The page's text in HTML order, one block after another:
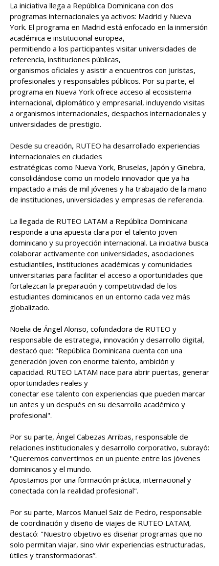
La iniciativa llega a República Dominicana con dos
programas internacionales ya activos: Madrid y Nueva
York. El programa en Madrid está enfocado en la inmersión
académica e institucional europea,
permitiendo a los participantes visitar universidades de
referencia, instituciones públicas,
organismos oficiales y asistir a encuentros con juristas,
profesionales y responsables públicos. Por su parte, el
programa en Nueva York ofrece acceso al ecosistema
internacional, diplomático y empresarial, incluyendo visitas
a organismos internacionales, despachos internacionales y
universidades de prestigio.
Desde su creación, RUTEO ha desarrollado experiencias
internacionales en ciudades
estratégicas como Nueva York, Bruselas, Japón y Ginebra,
consolidándose como un modelo innovador que ya ha
impactado a más de mil jóvenes y ha trabajado de la mano
de instituciones, universidades y empresas de referencia.
La llegada de RUTEO LATAM a República Dominicana
responde a una apuesta clara por el talento joven
dominicano y su proyección internacional. La iniciativa busca
colaborar activamente con universidades, asociaciones
estudiantiles, instituciones académicas y comunidades
universitarias para facilitar el acceso a oportunidades que
fortalezcan la preparación y competitividad de los
estudiantes dominicanos en un entorno cada vez más
globalizado.
Noelia de Ángel Alonso, cofundadora de RUTEO y
responsable de estrategia, innovación y desarrollo digital,
destacó que: "República Dominicana cuenta con una
generación joven con enorme talento, ambición y
capacidad. RUTEO LATAM nace para abrir puertas, generar
oportunidades reales y
conectar ese talento con experiencias que pueden marcar
un antes y un después en su desarrollo académico y
profesional".
Por su parte, Ángel Cabezas Arribas, responsable de
relaciones institucionales y desarrollo corporativo, subrayó:
"Queremos convertirnos en un puente entre los jóvenes
dominicanos y el mundo.
Apostamos por una formación práctica, internacional y
conectada con la realidad profesional".
Por su parte, Marcos Manuel Saiz de Pedro, responsable
de coordinación y diseño de viajes de RUTEO LATAM,
destacó: "Nuestro objetivo es diseñar programas que no
solo permitan viajar, sino vivir experiencias estructuradas,
útiles y transformadoras”.